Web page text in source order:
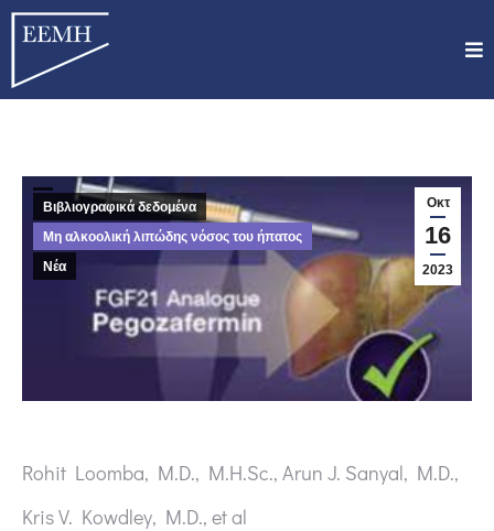
Οκτ
16
2023
Βιβλιογραφικά δεδομένα
Μη αλκοολική λιπώδης νόσος του ήπατος
Νέα
Rohit Loomba, M.D., M.H.Sc., Arun J. Sanyal, M.D.,
Kris V. Kowdley, M.D., et al